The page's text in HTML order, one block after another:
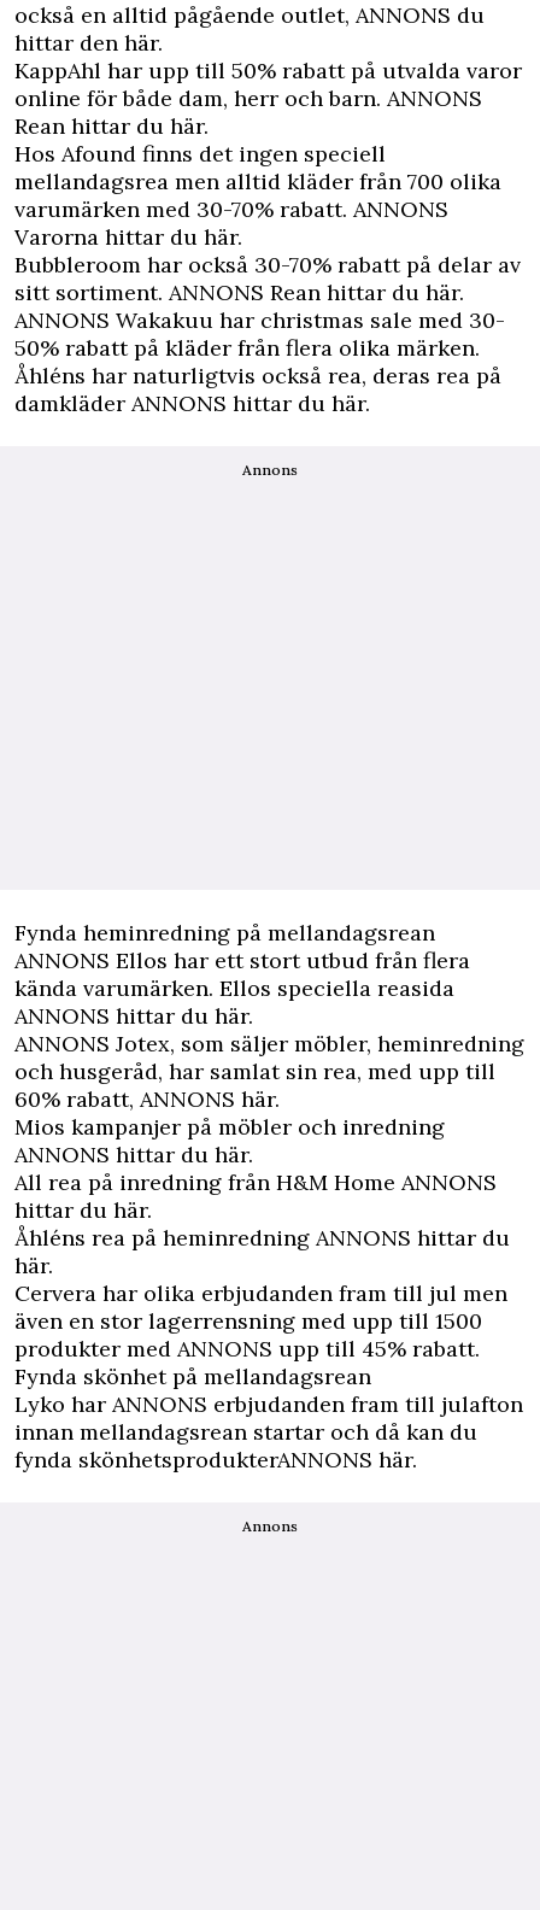
också en alltid pågående outlet, ANNONS du
hittar den här.
KappAhl har upp till 50% rabatt på utvalda varor
online för både dam, herr och barn. ANNONS
Rean hittar du här.
Hos Afound finns det ingen speciell
mellandagsrea men alltid kläder från 700 olika
varumärken med 30-70% rabatt. ANNONS
Varorna hittar du här.
Bubbleroom har också 30-70% rabatt på delar av
sitt sortiment. ANNONS Rean hittar du här.
ANNONS Wakakuu har christmas sale med 30-
50% rabatt på kläder från flera olika märken.
Åhléns har naturligtvis också rea, deras rea på
damkläder ANNONS hittar du här.
Annons
Fynda heminredning på mellandagsrean
ANNONS Ellos har ett stort utbud från flera
kända varumärken. Ellos speciella reasida
ANNONS hittar du här.
ANNONS Jotex, som säljer möbler, heminredning
och husgeråd, har samlat sin rea, med upp till
60% rabatt, ANNONS här.
Mios kampanjer på möbler och inredning
ANNONS hittar du här.
All rea på inredning från H&M Home ANNONS
hittar du här.
Åhléns rea på heminredning ANNONS hittar du
här.
Cervera har olika erbjudanden fram till jul men
även en stor lagerrensning med upp till 1500
produkter med ANNONS upp till 45% rabatt.
Fynda skönhet på mellandagsrean
Lyko har ANNONS erbjudanden fram till julafton
innan mellandagsrean startar och då kan du
fynda skönhetsprodukterANNONS här.
Annons